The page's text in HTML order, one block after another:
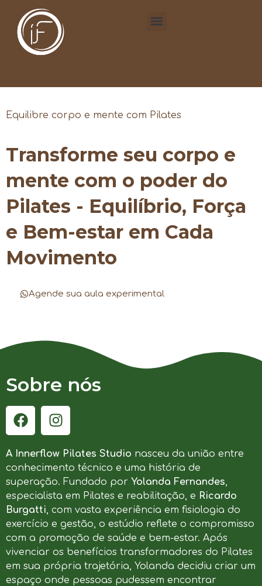
Equilibre corpo e mente com Pilates
Transforme seu corpo e
mente com o poder do
Pilates - Equilíbrio, Força
e Bem-estar em Cada
Movimento
Agende sua aula experimental
Sobre nós
A Innerflow Pilates Studio nasceu da união entre
conhecimento técnico e uma história de
superação. Fundado por Yolanda Fernandes,
especialista em Pilates e reabilitação, e Ricardo
Burgatti, com vasta experiência em fisiologia do
exercício e gestão, o estúdio reflete o compromisso
com a promoção de saúde e bem-estar. Após
vivenciar os benefícios transformadores do Pilates
em sua própria trajetória, Yolanda decidiu criar um
espaço onde pessoas pudessem encontrar